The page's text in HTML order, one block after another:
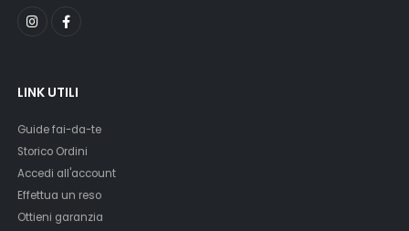
LINK UTILI
Guide fai-da-te
Storico Ordini
Accedi all'account
Effettua un reso
Ottieni garanzia